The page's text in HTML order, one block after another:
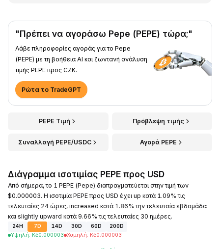
"Πρέπει να αγοράσω Pepe (PEPE) τώρα;"
Λάβε πληροφορίες αγοράς για το Pepe
(PEPE) με τη βοήθεια AI και ζωντανή ανάλυση
τιμής PEPE προς CZK.
Ρώτα το TradeGPT
PEPE Τιμή Πρόβλεψη τιμής
Συναλλαγή PEPE/USDC Αγορά PEPE
Διάγραμμα ισοτιμίας PEPE προς USD
Από σήμερα, το 1 PEPE (Pepe) διαπραγματεύεται στην τιμή των
$0.000003. Η ισοτιμία PEPE προς USD έχει up κατά 1.09% τις
τελευταίες 24 ώρες, increased κατά 1.86% την τελευταία εβδομάδα
και slightly upward κατά 9.66% τις τελευταίες 30 ημέρες.
24H 7D 14D 30D 60D
200D
Υψηλή: Kč0.000003 Χαμηλή: Kč0.000003